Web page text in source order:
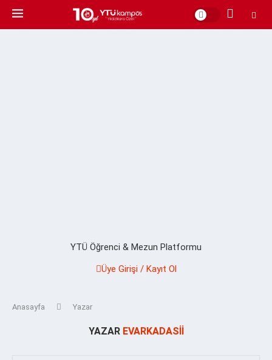
YTÜ Öğrenci & Mezun Platformu
Üye Girişi / Kayıt Ol
Anasayfa Yazar
YAZAR EVARKADASII